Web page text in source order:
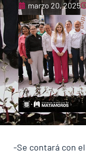
marzo 20, 2025
-Se contará con